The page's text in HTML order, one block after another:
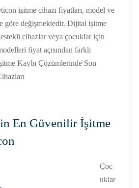
işitme cihazı fiyatları, model ve
göre değişmektedir. Dijital işitme
cihazlar veya çocuklar için
fiyat açısından farklı
Kaybı Çözümlerinde Son
En Güvenilir İşitme
Çoc
uklar